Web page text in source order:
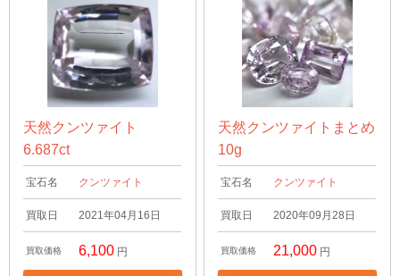
天然クンツァイト
6.687ct
宝石名 クンツァイト
買取日 2021年04月16日
買取価格 6,100 円
天然クンツァイトまとめ
10g
宝石名 クンツァイト
買取日 2020年09月28日
買取価格 21,000 円